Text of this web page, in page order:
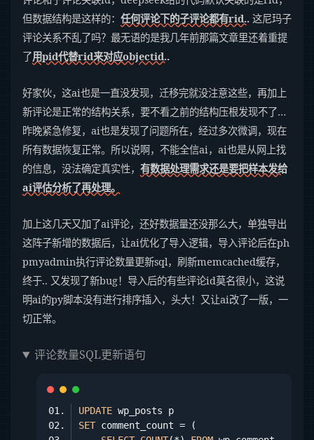
但数据结构是这样的： 任何评论下的子评论都有rid.. 这尼玛子
评论关系不乱了吗？最无语的是我几年前那篇文章里还着重提
了用pid代替rid来对应objectid..
好家伙，这ai也是一直没发现，迁移完就没注意这些，再加上
新评论是正常的结构关系，要不看之前的结构压根发现不了…
昨晚紧急修复，ai也是发现了问题所在，经过多次微调，现在
所有数据恢复正常。所以说啊，不能全信ai，ai也是从网上找
的信息，没法确定真实性， 有数据处理需求还是要把样本发给
ai评估分析了再处理。
加上这几天又加了ai评论，还好数据量还没那么大，单独导出
这阵子新增的数据后，让ai优化了导入逻辑，导入评论后在ph
pmyadmin执行评论数量更新sql，刷新memcached缓存，
终于.. 又发现了新bug！导入后的有些评论id莫名很小，这说
明ai的py脚本没有进行排序插入，头大！又让ai改了一版，一
切正常。
评论数量SQL更新语句
UPDATE
SET